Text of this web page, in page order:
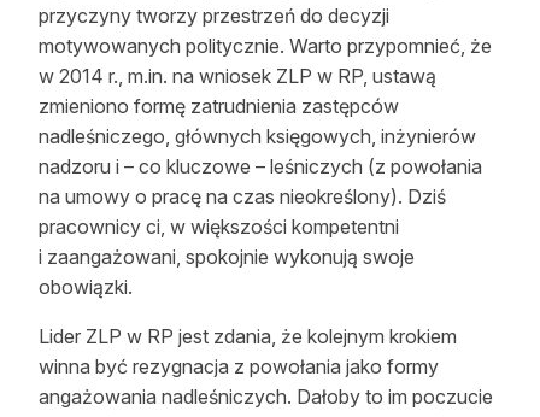
przyczyny tworzy przestrzeń do decyzji
motywowanych politycznie. Warto przypomnieć, że
w 2014 r., m.in. na wniosek ZLP w RP, ustawą
zmieniono formę zatrudnienia zastępców
nadleśniczego, głównych księgowych, inżynierów
nadzoru i – co kluczowe – leśniczych (z powołania
na umowy o pracę na czas nieokreślony). Dziś
pracownicy ci, w większości kompetentni
i zaangażowani, spokojnie wykonują swoje
obowiązki.
Lider ZLP w RP jest zdania, że kolejnym krokiem
winna być rezygnacja z powołania jako formy
angażowania nadleśniczych. Dałoby to im poczucie